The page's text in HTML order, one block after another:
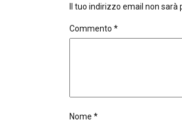
Il tuo indirizzo email non sarà
Commento *
Nome *